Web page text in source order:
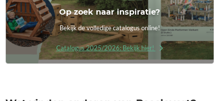
Op zoek naar inspiratie?
Bekijk de volledige catalogus online!
Catalogus 2025/2026: Bekijk hier!